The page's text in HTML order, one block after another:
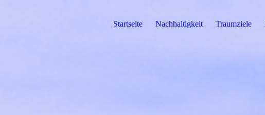
Startseite Nachhaltigkeit Traumziele